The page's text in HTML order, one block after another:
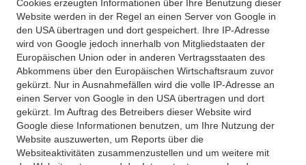
Cookies erzeugten Informationen über Ihre Benutzung dieser
Website werden in der Regel an einen Server von Google in
den USA übertragen und dort gespeichert. Ihre IP-Adresse
wird von Google jedoch innerhalb von Mitgliedstaaten der
Europäischen Union oder in anderen Vertragsstaaten des
Abkommens über den Europäischen Wirtschaftsraum zuvor
gekürzt. Nur in Ausnahmefällen wird die volle IP-Adresse an
einen Server von Google in den USA übertragen und dort
gekürzt. Im Auftrag des Betreibers dieser Website wird
Google diese Informationen benutzen, um Ihre Nutzung der
Website auszuwerten, um Reports über die
Websiteaktivitäten zusammenzustellen und um weitere mit